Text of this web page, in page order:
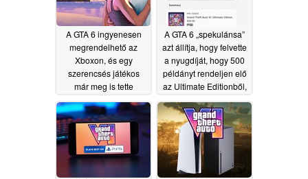
A GTA 6 ingyenesen
megrendelhető az
Xboxon, és egy
szerencsés játékos
már meg is tette
06/30/2026
A GTA 6 „spekulánsa”
azt állítja, hogy felvette
a nyugdíját, hogy 500
példányt rendeljen elő
az Ultimate Editionből,
volna, hogy azok nem
tartalmaznak lemezt
06/30/2026